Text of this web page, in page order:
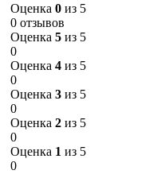
Оценка 0 из 5
0 отзывов
Оценка 5 из 5
0
Оценка 4 из 5
0
Оценка 3 из 5
0
Оценка 2 из 5
0
Оценка 1 из 5
0